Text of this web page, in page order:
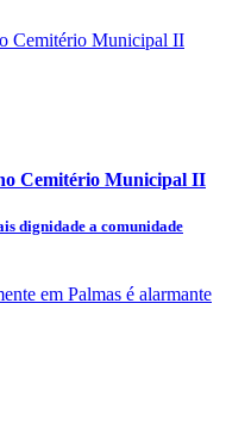
Cemitério Municipal II
dignidade a comunidade